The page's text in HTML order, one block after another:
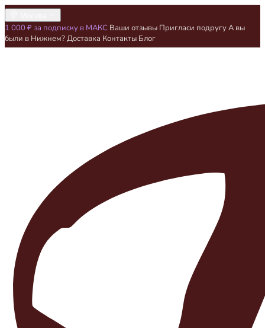
1 000 ₽ за подписку в МАКС Ваши отзывы Пригласи подругуА вы
были в Нижнем?Доставка Контакты Блог